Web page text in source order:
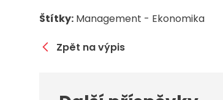
Štítky: Management - Ekonomika
Zpět na výpis